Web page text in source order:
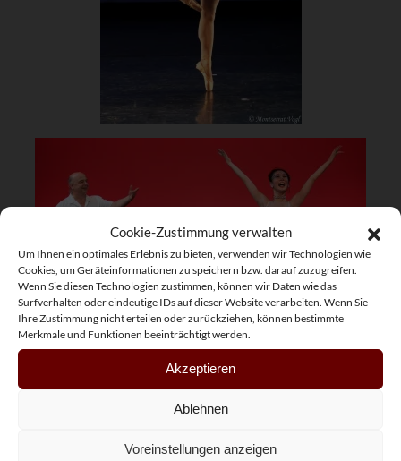
Cookie-Zustimmung verwalten
Um Ihnen ein optimales Erlebnis zu bieten, verwenden wir Technologien wie
Cookies, um Geräteinformationen zu speichern bzw. darauf zuzugreifen.
Wenn Sie diesen Technologien zustimmen, können wir Daten wie das
Surfverhalten oder eindeutige IDs auf dieser Website verarbeiten. Wenn Sie
Ihre Zustimmung nicht erteilen oder zurückziehen, können bestimmte
Merkmale und Funktionen beeinträchtigt werden.
Akzeptieren
Ablehnen
Voreinstellungen anzeigen